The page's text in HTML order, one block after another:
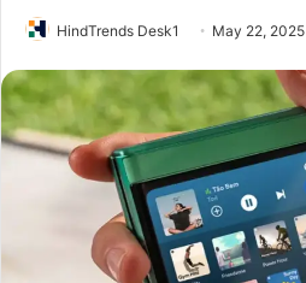
HindTrends Desk1 May 22, 2025